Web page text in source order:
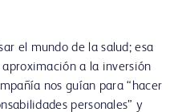
el mundo de la salud; esa
a la inversión
nos guían para “hacer
personales” y